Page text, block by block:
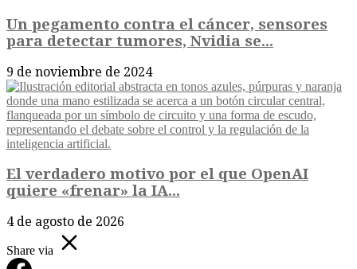
Un pegamento contra el cáncer, sensores
para detectar tumores, Nvidia se...
9 de noviembre de 2024
El verdadero motivo por el que OpenAI
quiere «frenar» la IA...
4 de agosto de 2026
Share via